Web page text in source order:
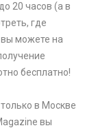
20 часов (а в
где
можете на
бесплатно!
в Москве
вы